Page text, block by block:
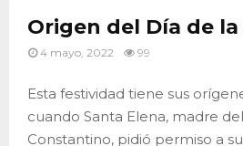
Origen del Día de
4 mayo, 2022 99
Esta festividad tiene sus
cuando Santa Elena, madre
Constantino, pidió permiso a